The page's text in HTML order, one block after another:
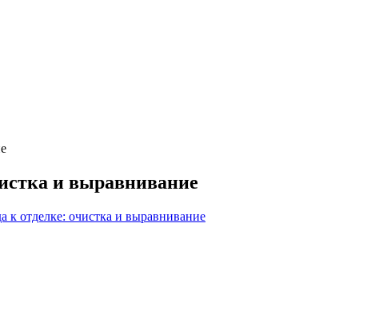
и выравнивание
к отделке: очистка и выравнивание